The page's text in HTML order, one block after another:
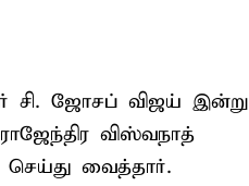
சி. ஜோசப் விஜய் இன்று
விஸ்வநாத்
வைத்தார்.